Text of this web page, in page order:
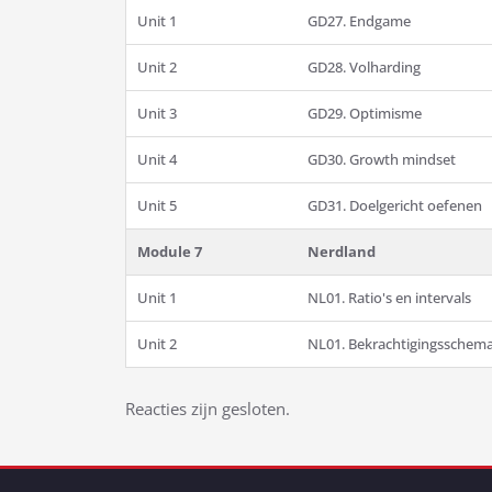
Unit 1 GD27. Endgame
Unit 2 GD28. Volharding
Unit 3 GD29. Optimisme
Unit 4 GD30. Growth mindset
Unit 5 GD31. Doelgericht oefenen
Module 7 Nerdland
Unit 1 NL01. Ratio's en intervals
Unit 2 NL01.
Bericht
navigatie
Reacties zijn gesloten.